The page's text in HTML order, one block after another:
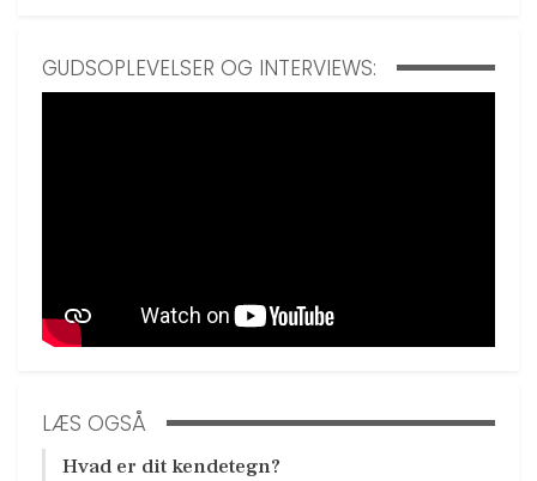
GUDSOPLEVELSER OG INTERVIEWS:
LÆS OGSÅ
Hvad er dit kendetegn?